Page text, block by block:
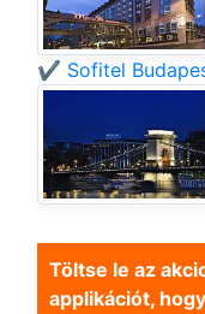
✔️ Sofitel
Töltse le az
applikációt,